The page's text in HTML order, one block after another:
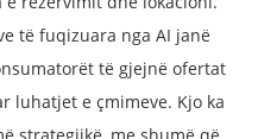
të fuqizuara nga AI janë
të gjejnë ofertat
luhatjet e çmimeve. Kjo ka